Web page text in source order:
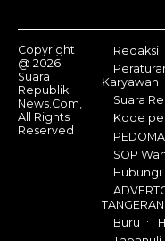
Copyright
@ 2026
Suara
Republik
News.Com,
All Rights
Reserved
Redaksi
Karyawan
Suara
Kode
SOP
Hubungi
Buru